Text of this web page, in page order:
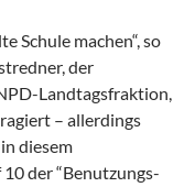
Schule machen“, so
der
Landtagsfraktion,
– allerdings
diesem
der “Benutzungs-